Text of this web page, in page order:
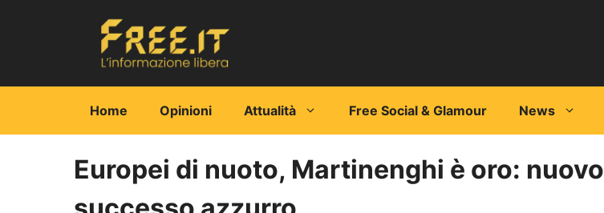
Home Opinioni Attualità Free Social & Glamour News
Europei di nuoto, Martinenghi è oro: nuovo